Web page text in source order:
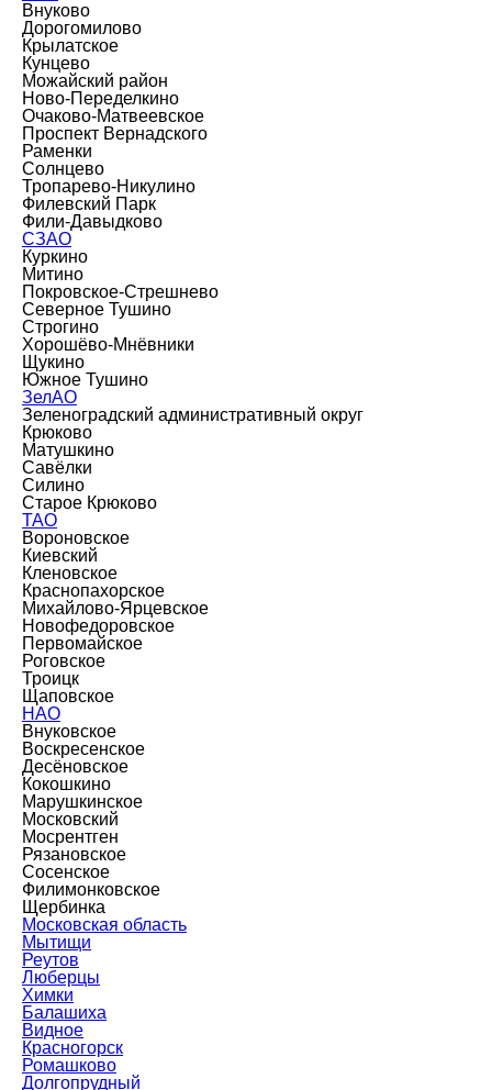
Внуково
Дорогомилово
Крылатское
Кунцево
Можайский район
Ново-Переделкино
Очаково-Матвеевское
Проспект Вернадского
Раменки
Солнцево
Тропарево-Никулино
Филевский Парк
Фили-Давыдково
СЗАО
Куркино
Митино
Покровское-Стрешнево
Северное Тушино
Строгино
Хорошёво-Мнёвники
Щукино
Южное Тушино
ЗелАО
Зеленоградский административный округ
Крюково
Матушкино
Савёлки
Силино
Старое Крюково
ТАО
Вороновское
Киевский
Кленовское
Краснопахорское
Михайлово-Ярцевское
Новофедоровское
Первомайское
Роговское
Троицк
Щаповское
НАО
Внуковское
Воскресенское
Десёновское
Кокошкино
Марушкинское
Московский
Мосрентген
Рязановское
Сосенское
Филимонковское
Щербинка
Московская область
Мытищи
Реутов
Люберцы
Химки
Балашиха
Видное
Красногорск
Ромашково
Долгопрудный